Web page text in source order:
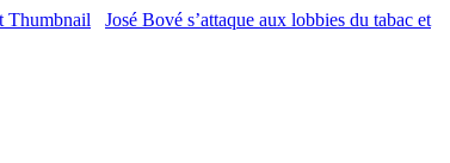
José Bové s’attaque aux lobbies du tabac et